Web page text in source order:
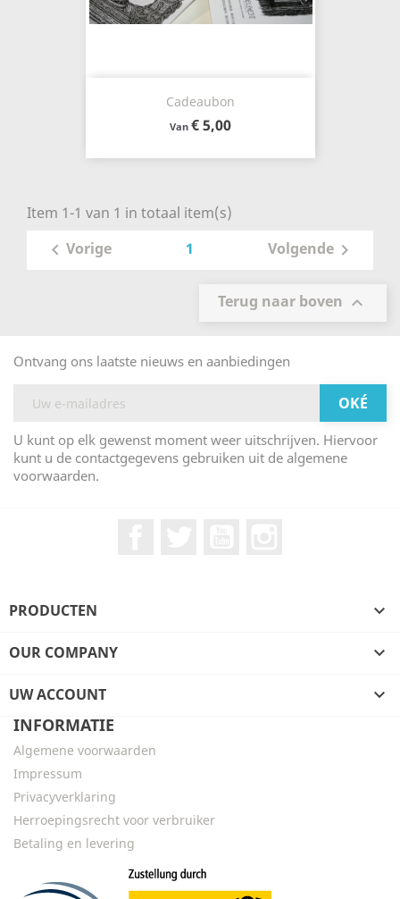
Cadeaubon
Van € 5,00
Item 1-1 van 1 in totaal item(s)
 Vorige 1 Volgende 
Terug naar boven 
Ontvang ons laatste nieuws en aanbiedingen
U kunt op elk gewenst moment weer uitschrijven. Hiervoor
kunt u de contactgegevens gebruiken uit de algemene
voorwaarden.
PRODUCTEN 
OUR COMPANY 
UW ACCOUNT

INFORMATIE
Algemene voorwaarden
Impressum
Privacyverklaring
Herroepingsrecht voor verbruiker
Betaling en levering